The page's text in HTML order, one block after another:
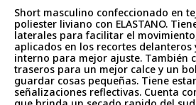
Short masculino confeccionado en
poliester liviano con ELASTANO.
laterales para facilitar el
aplicados en los recortes
interno para mejor ajuste. También
traseros para un mejor calce y un
guardar cosas pequeñas. Tiene
señalizaciones reflectivas. Cuenta